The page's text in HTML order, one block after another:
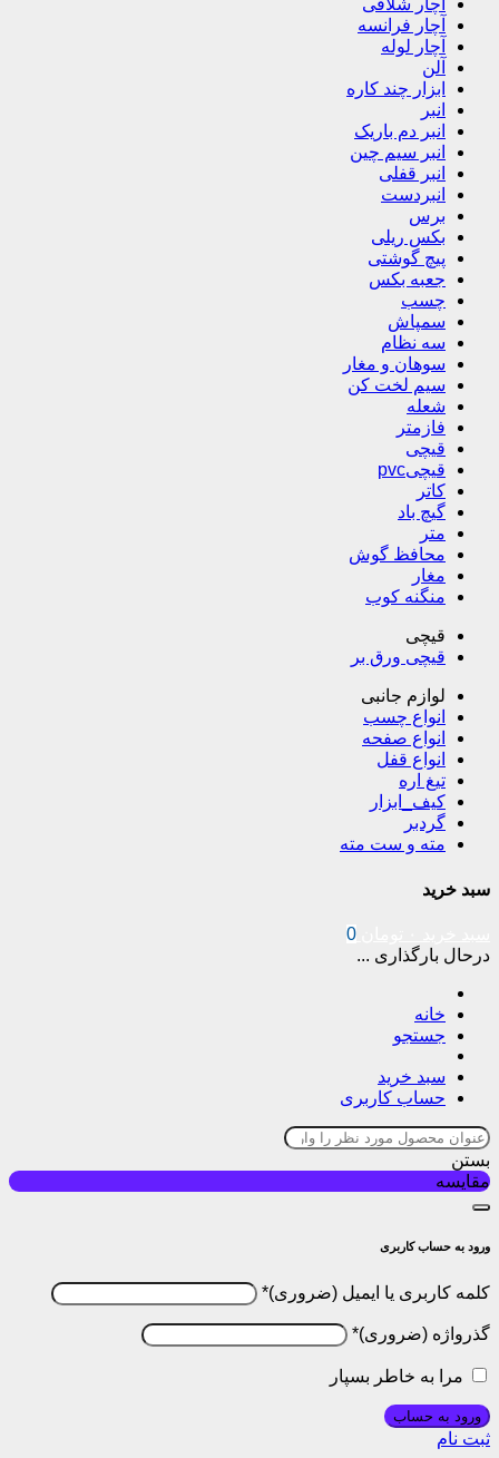
آچار شلاقی
آچار فرانسه
آچار لوله
آلن
ابزار چند کاره
انبر
انبر دم باریک
انبر سیم چین
انبر قفلی
انبردست
برس
بکس ریلی
پیچ گوشتی
جعبه بکس
چسب
سمپاش
سه نظام
سوهان و مغار
سیم لخت کن
شعله
فازمتر
قیچی
قیچیpvc
کاتر
گیچ باد
متر
محافظ گوش
مغار
منگنه کوب
قیچی
قیچی ورق بر
لوازم جانبی
انواع چسب
انواع صفحه
انواع قفل
تیغ اره
کیف_ابزار
گردبر
مته و ست مته
سبد خرید
0
درحال بارگذاری ...
خانه
جستجو
سبد خرید
حساب کاربری
بستن
مقایسه
ورود به حساب کاربری
کلمه کاربری یا ایمیل *
گذرواژه *
مرا به خاطر بسپار
ورود به حساب
ثبت نام